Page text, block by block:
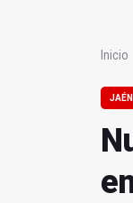
Inicio
JAÉN